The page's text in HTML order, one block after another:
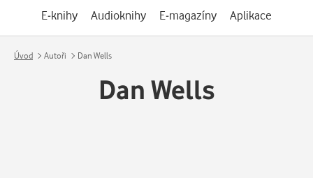
E-knihy Audioknihy E-magazíny Aplikace
Úvod Autoři Dan Wells
Dan Wells